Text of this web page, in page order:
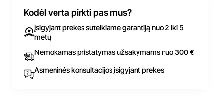
Kodėl verta pirkti pas mus?
Įsigyjant prekes suteikiame garantiją nuo 2 iki 5
metų
Nemokamas pristatymas užsakymams nuo 300 €
Asmeninės konsultacijos įsigyjant prekes